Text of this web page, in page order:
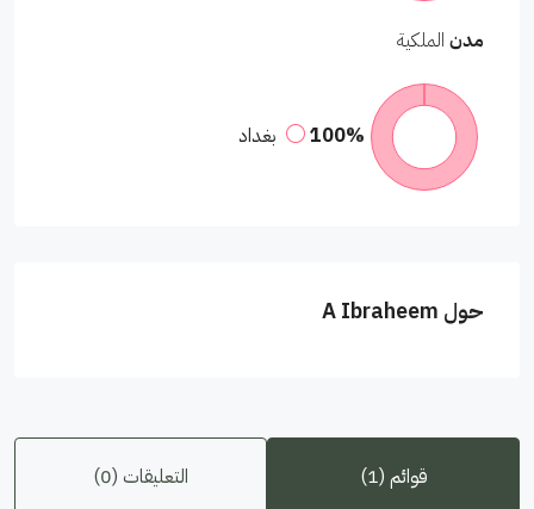
مدن الملكية
100% بغداد
حول A Ibraheem
قوائم (1) التعليقات (0)